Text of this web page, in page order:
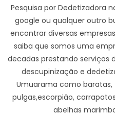
Pesquisa por Dedetizadora
google ou qualquer outro
encontrar diversas
saiba que somos uma
decadas prestando serviços
descupinização e
Umuarama como baratas,
pulgas,escorpião,
abelhas